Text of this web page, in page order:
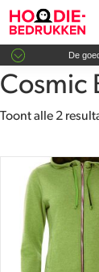
De
Cosmic
Toont alle 2
product
heeft
meerdere
variaties.
Deze